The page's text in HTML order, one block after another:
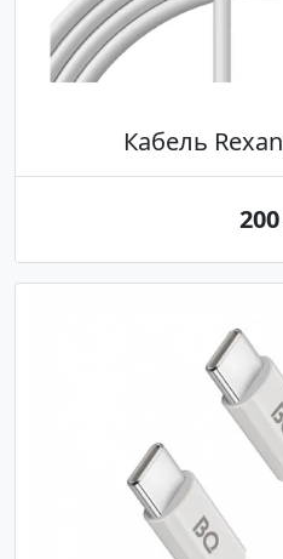
Кабель
200